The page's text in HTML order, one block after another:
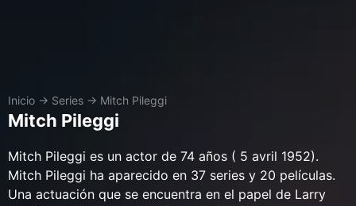
Inicio → Series → Mitch Pileggi
Mitch Pileggi
Mitch Pileggi es un actor de 74 años ( 5 avril 1952).
Mitch Pileggi ha aparecido en 37 series y 20 películas.
Una actuación que se encuentra en el papel de Larry